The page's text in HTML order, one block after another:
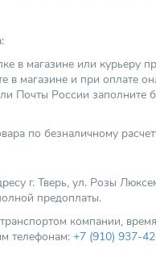
в магазине или курьеру
в магазине и при оплате
Почты России заполните
по безналичному
г. Тверь, ул. Розы
предоплаты.
компании,
телефонам: +7 (910) 937-